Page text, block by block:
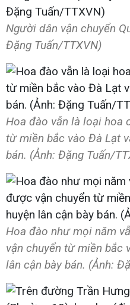
Người dân vận chuyển
Đặng Tuấn/TTXVN)
Hoa đào vẫn là loại hoa
từ miền bắc vào Đà Lạt
bán. (Ảnh: Đặng Tuấn/
Hoa đào như mọi năm
vận chuyển từ miền bắc
lân cận bày bán. (Ảnh: